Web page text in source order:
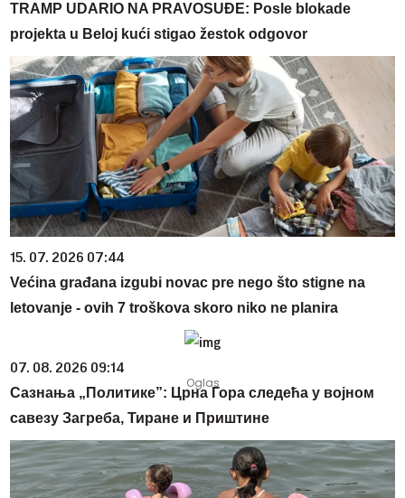
TRAMP UDARIO NA PRAVOSUĐE: Posle blokade
projekta u Beloj kući stigao žestok odgovor
15. 07. 2026 07:44
Većina građana izgubi novac pre nego što stigne na
letovanje - ovih 7 troškova skoro niko ne planira
07. 08. 2026 09:14
Сазнања „Политике”: Црна Гора следећа у војном
савезу Загреба, Тиране и Приштине